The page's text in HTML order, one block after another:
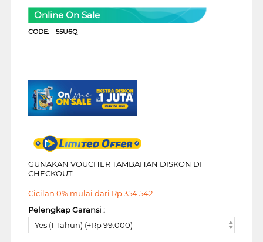
Online On Sale
CODE: 55U6Q
GUNAKAN VOUCHER TAMBAHAN DISKON DI
CHECKOUT
Cicilan 0% mulai dari Rp354.542
Pelengkap Garansi :
Yes (1 Tahun) (+Rp 99.000)